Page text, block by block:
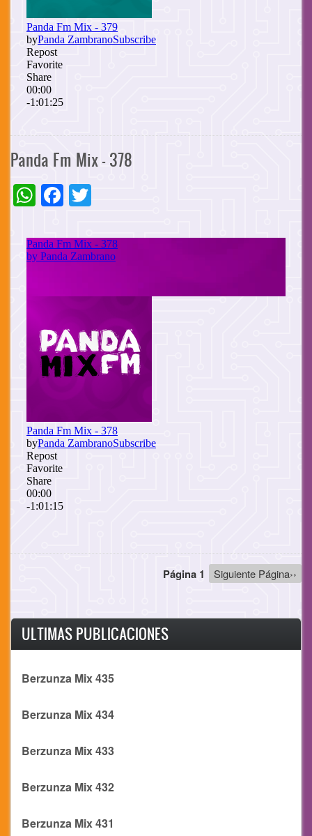
Panda Fm Mix - 378
WhatsApp
Facebook
Página 1
Siguiente
Siguiente Página››
ULTIMAS PUBLICACIONES
Berzunza Mix 435
Berzunza Mix 434
Berzunza Mix 433
Berzunza Mix 432
Berzunza Mix 431